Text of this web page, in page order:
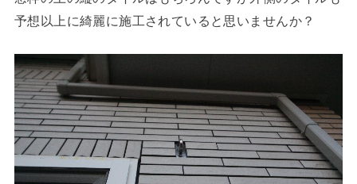
予想以上に綺麗に施工されていると思いませんか？